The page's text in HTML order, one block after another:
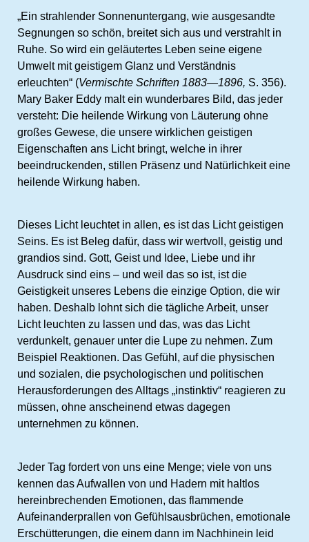
„Ein strahlender Sonnenuntergang, wie ausgesandte
Segnungen so schön, breitet sich aus und verstrahlt in
Ruhe. So wird ein geläutertes Leben seine eigene
Umwelt mit geistigem Glanz und Verständnis
erleuchten“ (Vermischte Schriften 1883—1896, S. 356).
Mary Baker Eddy malt ein wunderbares Bild, das jeder
versteht: Die heilende Wirkung von Läuterung ohne
großes Gewese, die unsere wirklichen geistigen
Eigenschaften ans Licht bringt, welche in ihrer
beeindruckenden, stillen Präsenz und Natürlichkeit eine
heilende Wirkung haben.
Dieses Licht leuchtet in allen, es ist das Licht geistigen
Seins. Es ist Beleg dafür, dass wir wertvoll, geistig und
grandios sind. Gott, Geist und Idee, Liebe und ihr
Ausdruck sind eins – und weil das so ist, ist die
Geistigkeit unseres Lebens die einzige Option, die wir
haben. Deshalb lohnt sich die tägliche Arbeit, unser
Licht leuchten zu lassen und das, was das Licht
verdunkelt, genauer unter die Lupe zu nehmen. Zum
Beispiel Reaktionen. Das Gefühl, auf die physischen
und sozialen, die psychologischen und politischen
Herausforderungen des Alltags „instinktiv“ reagieren zu
müssen, ohne anscheinend etwas dagegen
unternehmen zu können.
Jeder Tag fordert von uns eine Menge; viele von uns
kennen das Aufwallen von und Hadern mit haltlos
hereinbrechenden Emotionen, das flammende
Aufeinanderprallen von Gefühlsausbrüchen, emotionale
Erschütterungen, die einem dann im Nachhinein leid